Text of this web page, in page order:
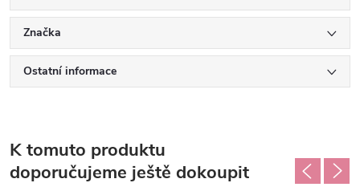
Značka
Ostatní informace
K tomuto produktu
doporučujeme ještě dokoupit